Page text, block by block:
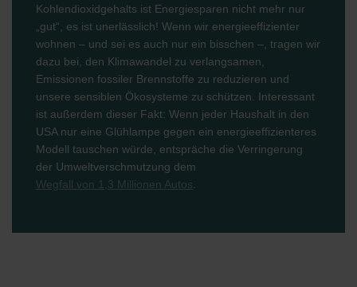
Kohlendioxidgehalts ist Energiesparen nicht mehr nur
„gut“, es ist unerlässlich! Wenn wir energieeffizienter
wohnen – und sei es auch nur ein bisschen –, tragen wir
dazu bei, den Klimawandel zu verlangsamen,
Emissionen fossiler Brennstoffe zu reduzieren und
unsere sensiblen Ökosysteme zu schützen. Interessant
ist außerdem dieser Fakt: Wenn jeder Haushalt in den
USA nur eine Glühlampe gegen ein energieeffizienteres
Modell tauschen würde, entspräche die Verringerung
der Umweltverschmutzung dem
Wegfall von 1,3 Millionen Autos.